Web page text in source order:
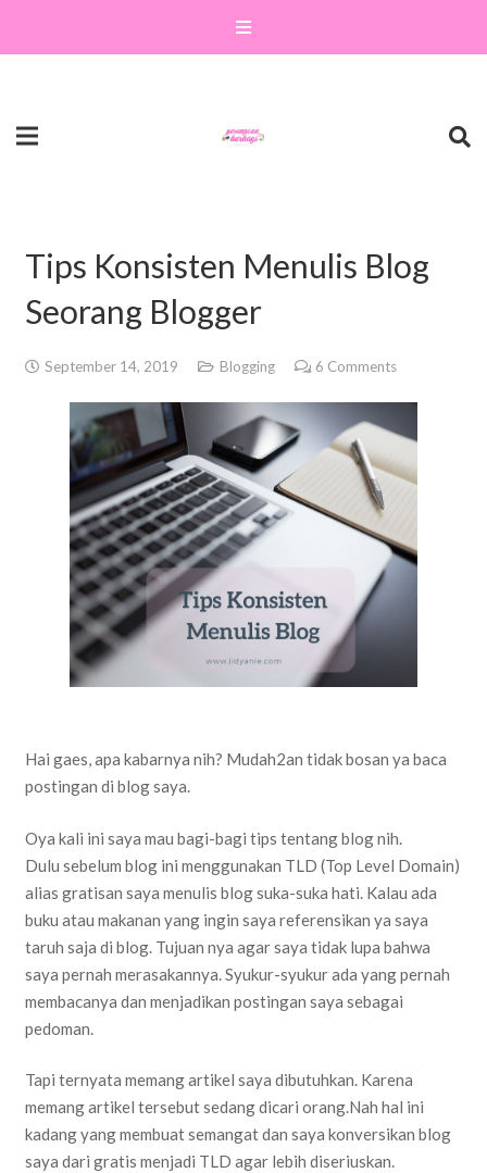
Tips Konsisten Menulis Blog
Seorang Blogger
September 14, 2019 Blogging 6 Comments
Hai gaes, apa kabarnya nih? Mudah2an tidak bosan ya baca
postingan di blog saya.
Oya kali ini saya mau bagi-bagi tips tentang blog nih.
Dulu sebelum blog ini menggunakan TLD (Top Level Domain)
alias gratisan saya menulis blog suka-suka hati. Kalau ada
buku atau makanan yang ingin saya referensikan ya saya
taruh saja di blog. Tujuan nya agar saya tidak lupa bahwa
saya pernah merasakannya. Syukur-syukur ada yang pernah
membacanya dan menjadikan postingan saya sebagai
pedoman.
Tapi ternyata memang artikel saya dibutuhkan. Karena
memang artikel tersebut sedang dicari orang.Nah hal ini
kadang yang membuat semangat dan saya konversikan blog
saya dari gratis menjadi TLD agar lebih diseriuskan.